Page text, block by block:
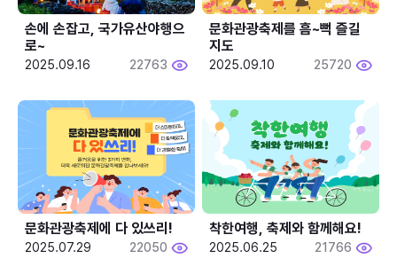
손에 손잡고, 국가유산야행으
로~
2025.09.16 22763
문화관광축제를 흠~뻑 즐길
지도
2025.09.10 25720
문화관광축제에 다 있쓰리!
2025.07.29 22050
착한여행, 축제와 함께해요!
2025.06.25 21766